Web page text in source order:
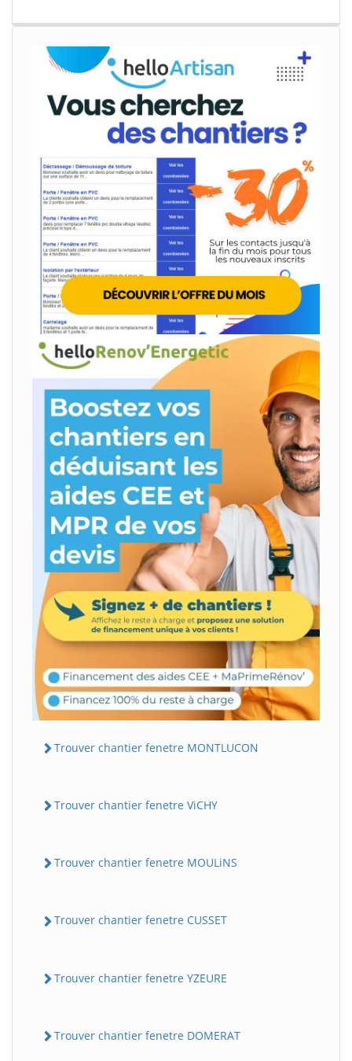
Trouver chantier fenetre MONTLUCON
Trouver chantier fenetre ViCHY
Trouver chantier fenetre MOULiNS
Trouver chantier fenetre CUSSET
Trouver chantier fenetre YZEURE
Trouver chantier fenetre DOMERAT